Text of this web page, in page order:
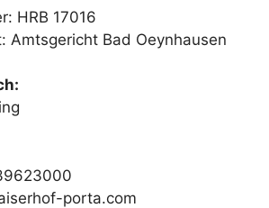
HRB 17016
Amtsgericht Bad Oeynhausen
porta.com